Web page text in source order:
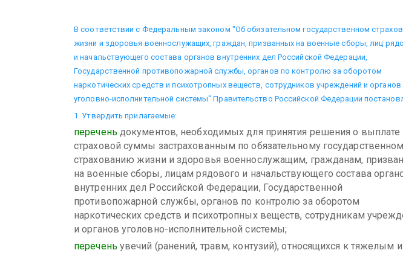
В соответствии с Федеральным законом "Об обязательном государственном
жизни и здоровья военнослужащих, граждан, призванных на военные сборы, лиц
и начальствующего состава органов внутренних дел Российской Федерации,
Государственной противопожарной службы, органов по контролю за оборотом
наркотических средств и психотропных веществ, сотрудников учреждений и органов
уголовно-исполнительной системы" Правительство Российской Федерации
1. Утвердить прилагаемые:
перечень документов, необходимых для принятия решения о выплате
страховой суммы застрахованным по обязательному
страхованию жизни и здоровья военнослужащим, гражданам,
на военные сборы, лицам рядового и начальствующего состава
внутренних дел Российской Федерации, Государственной
противопожарной службы, органов по контролю за оборотом
наркотических средств и психотропных веществ, сотрудникам
и органов уголовно-исполнительной системы;
перечень увечий (ранений, травм, контузий), относящихся к тяжелым